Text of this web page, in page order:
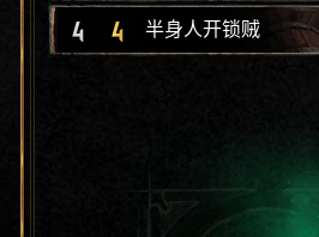
4 4 半身人开锁贼